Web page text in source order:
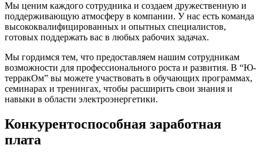
Мы ценим каждого сотрудника и создаем дружественную и
поддерживающую атмосферу в компании. У нас есть команда
высококвалифицированных и опытных специалистов,
готовых поддержать вас в любых рабочих задачах.
Мы гордимся тем, что предоставляем нашим сотрудникам
возможности для профессионального роста и развития. В “Ю-
терракОм” вы можете участвовать в обучающих программах,
семинарах и тренингах, чтобы расширить свои знания и
навыки в области электроэнергетики.
Конкурентоспособная заработная
плата